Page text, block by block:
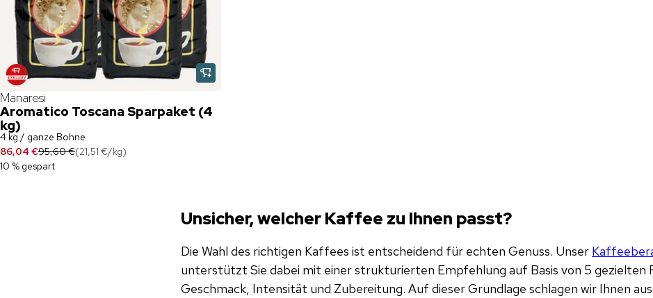
Manaresi
Aromatico Toscana Sparpaket (4
kg)
4 kg / ganze Bohne
86,04 €95,60 €(21,51 €/kg)
10 % gespart
Unsicher, welcher Kaffee zu Ihnen passt?
Die Wahl des richtigen Kaffees ist entscheidend für echten Genuss. Unser
unterstützt Sie dabei mit einer strukturierten Empfehlung auf Basis von 5 gezielten
Geschmack, Intensität und Zubereitung. Auf dieser Grundlage schlagen wir Ihnen